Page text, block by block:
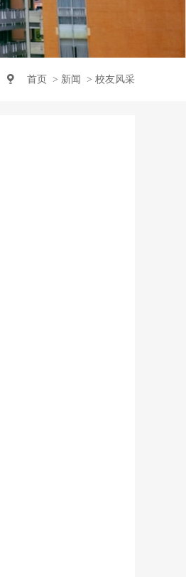
首页 > 新闻 > 校友风采